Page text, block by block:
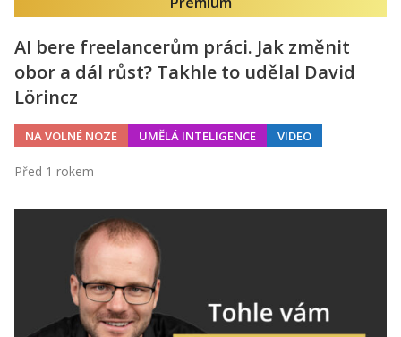
AI bere freelancerům práci. Jak změnit
obor a dál růst? Takhle to udělal David
Lörincz
NA VOLNÉ NOZE UMĚLÁ INTELIGENCE VIDEO
Před 1 rokem